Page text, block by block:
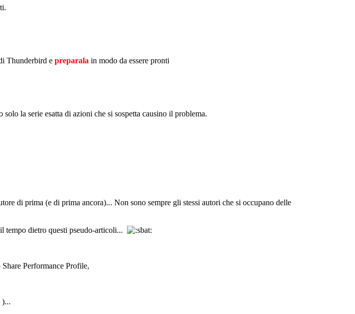
Thunderbird e preparala in modo da essere pronti
solo la serie esatta di azioni che si sospetta causino il problema.
di prima (e di prima ancora)... Non sono sempre gli stessi autori che si occupano delle
tempo dietro questi pseudo-articoli...
Performance Profile,
)...